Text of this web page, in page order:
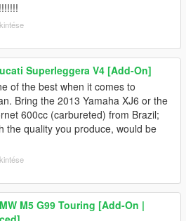
Superleggera V4 [Add-On]
of the best when it comes to
Bring the 2013 Yamaha XJ6 or the
600cc (carbureted) from Brazil;
the quality you produce, would be
M5 G99 Touring [Add-On |